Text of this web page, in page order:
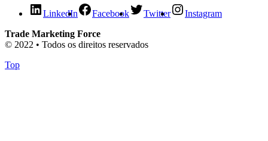
LinkedIn Facebook Twitter
Instagram
Trade Marketing Force
© 2022 • Todos os direitos reservados
Top